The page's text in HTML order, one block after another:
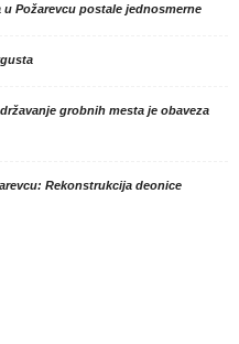
Požarevcu postale jednosmerne
grobnih mesta je obaveza
Rekonstrukcija deonice